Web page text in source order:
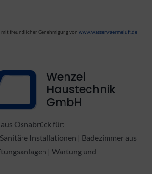
mit freundlicher Genehmigung vonwww.wasserwaermeluft.de
Wenzel
Haustechnik
GmbH
Osnabrück für:
Installationen | Badezimmer aus
| Wartung und